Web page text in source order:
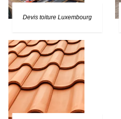
Devis toiture Luxembourg